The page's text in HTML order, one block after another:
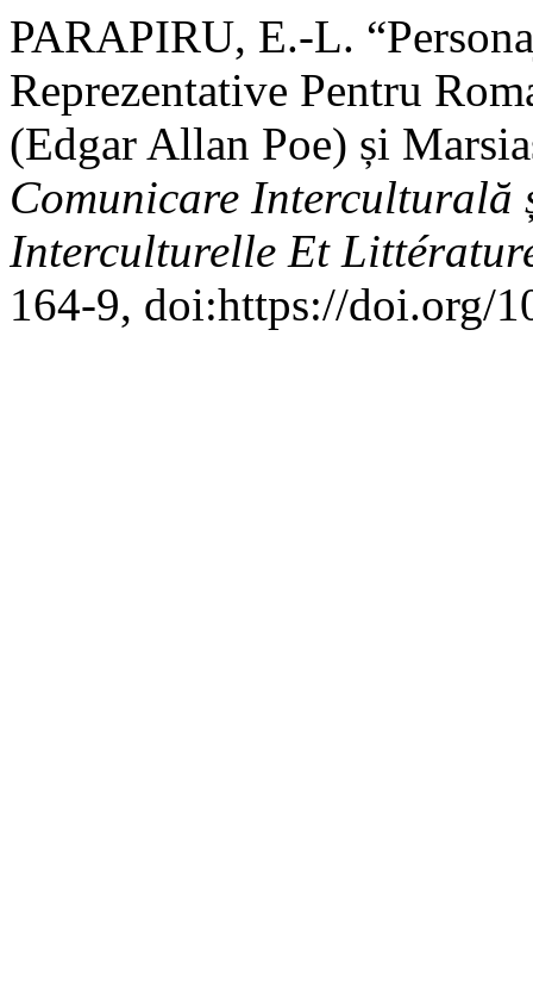
PARAPIRU, E.-L.
Reprezentative Pentru
(Edgar Allan Poe) și
Comunicare
Interculturelle Et
164-9, doi:https://doi.org/